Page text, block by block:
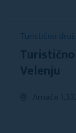
Turistično
Velenju